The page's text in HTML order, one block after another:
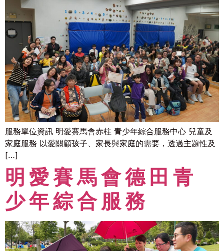
服務單位資訊 明愛賽馬會赤柱 青少年綜合服務中心 兒童及
家庭服務 以愛關顧孩子、家長與家庭的需要，透過主題性及
[…]
明愛賽馬會德田青
少年綜合服務